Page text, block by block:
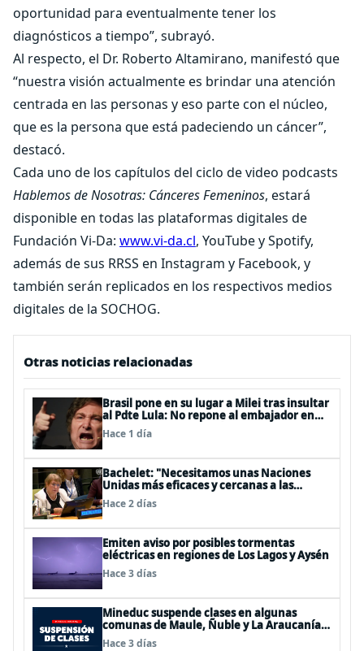
oportunidad para eventualmente tener los
diagnósticos a tiempo”, subrayó.
Al respecto, el Dr. Roberto Altamirano, manifestó que
“nuestra visión actualmente es brindar una atención
centrada en las personas y eso parte con el núcleo,
que es la persona que está padeciendo un cáncer”,
destacó.
Cada uno de los capítulos del ciclo de video podcasts
Hablemos de Nosotras: Cánceres Femeninos, estará
disponible en todas las plataformas digitales de
Fundación Vi-Da: www.vi-da.cl, YouTube y Spotify,
además de sus RRSS en Instagram y Facebook, y
también serán replicados en los respectivos medios
digitales de la SOCHOG.
Otras noticias relacionadas
Brasil pone en su lugar a Milei tras insultar
al Pdte Lula: No repone al embajador en
BBSS y rebaja la relación bilateral
Hace 1 día
Bachelet: "Necesitamos unas Naciones
Unidas más eficaces y cercanas a las
personas"
Hace 2 días
Emiten aviso por posibles tormentas
eléctricas en regiones de Los Lagos y Aysén
Hace 3 días
Mineduc suspende clases en algunas
comunas de Maule, Ñuble y La Araucanía
para este lunes
Hace 3 días